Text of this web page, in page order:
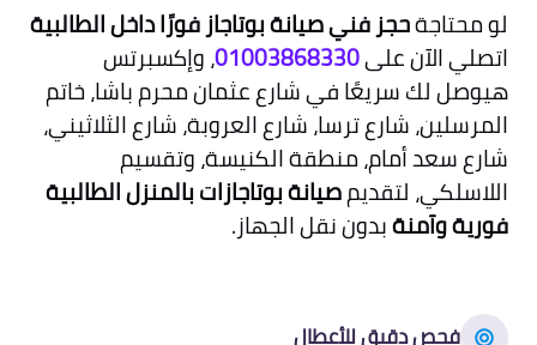
لو محتاجةحجز فني صيانة بوتاجاز فورًا داخل الطالبية
اتصلي الآن على01003868330، وإكسبرتس
هيوصل لك سريعًا في شارع عثمان محرم باشا، خاتم
المرسلين، شارع ترسا، شارع العروبة، شارع الثلاثيني،
شارع سعد أمام، منطقة الكنيسة، وتقسيم
اللاسلكي، لتقديمصيانة بوتاجازات بالمنزل الطالبية
فورية وآمنةبدون نقل الجهاز.
فحص دقيق للأعطال